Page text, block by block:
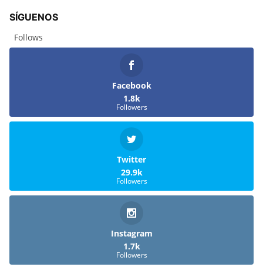
SÍGUENOS
Follows
Facebook
1.8k
Followers
Twitter
29.9k
Followers
Instagram
1.7k
Followers